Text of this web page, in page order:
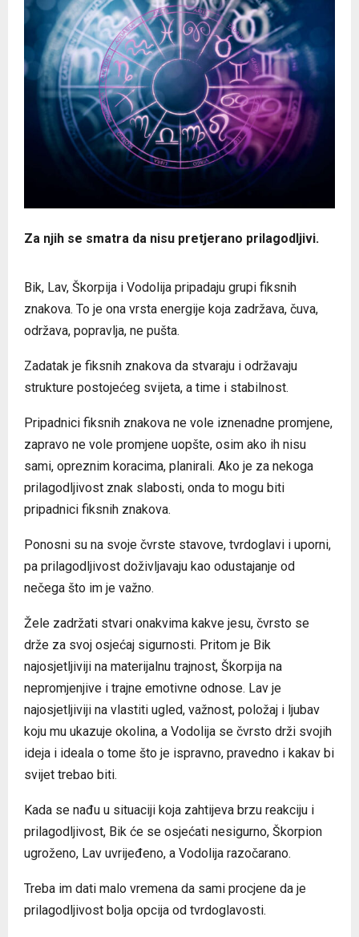
Za njih se smatra da nisu pretjerano prilagodljivi.
Bik, Lav, Škorpija i Vodolija pripadaju grupi fiksnih
znakova. To je ona vrsta energije koja zadržava, čuva,
održava, popravlja, ne pušta.
Zadatak je fiksnih znakova da stvaraju i održavaju
strukture postojećeg svijeta, a time i stabilnost.
Pripadnici fiksnih znakova ne vole iznenadne promjene,
zapravo ne vole promjene uopšte, osim ako ih nisu
sami, opreznim koracima, planirali. Ako je za nekoga
prilagodljivost znak slabosti, onda to mogu biti
pripadnici fiksnih znakova.
Ponosni su na svoje čvrste stavove, tvrdoglavi i uporni,
pa prilagodljivost doživljavaju kao odustajanje od
nečega što im je važno.
Žele zadržati stvari onakvima kakve jesu, čvrsto se
drže za svoj osjećaj sigurnosti. Pritom je Bik
najosjetljiviji na materijalnu trajnost, Škorpija na
nepromjenjive i trajne emotivne odnose. Lav je
najosjetljiviji na vlastiti ugled, važnost, položaj i ljubav
koju mu ukazuje okolina, a Vodolija se čvrsto drži svojih
ideja i ideala o tome što je ispravno, pravedno i kakav bi
svijet trebao biti.
Kada se nađu u situaciji koja zahtijeva brzu reakciju i
prilagodljivost, Bik će se osjećati nesigurno, Škorpion
ugroženo, Lav uvrijeđeno, a Vodolija razočarano.
Treba im dati malo vremena da sami procjene da je
prilagodljivost bolja opcija od tvrdoglavosti.